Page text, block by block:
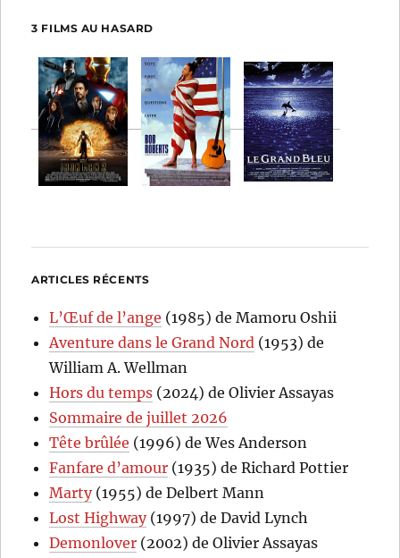
3 FILMS AU HASARD
ARTICLES RÉCENTS
L’Œuf de l’ange (1985) de Mamoru Oshii
Aventure dans le Grand Nord (1953) de
William A. Wellman
Hors du temps (2024) de Olivier Assayas
Sommaire de juillet 2026
Tête brûlée (1996) de Wes Anderson
Fanfare d’amour (1935) de Richard Pottier
Marty(1955) de Delbert Mann
Lost Highway(1997) de David Lynch
Demonlover (2002) de Olivier Assayas